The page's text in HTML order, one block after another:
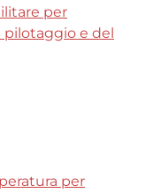
per
pilotaggio e del
per